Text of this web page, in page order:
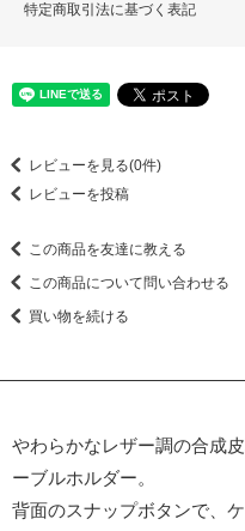
特定商取引法に基づく表記
レビューを見る(0件)
レビューを投稿
この商品を友達に教える
この商品について問い合わせる
買い物を続ける
やわらかなレザー調の合成
ーブルホルダー。
背面のスナップボタンで、